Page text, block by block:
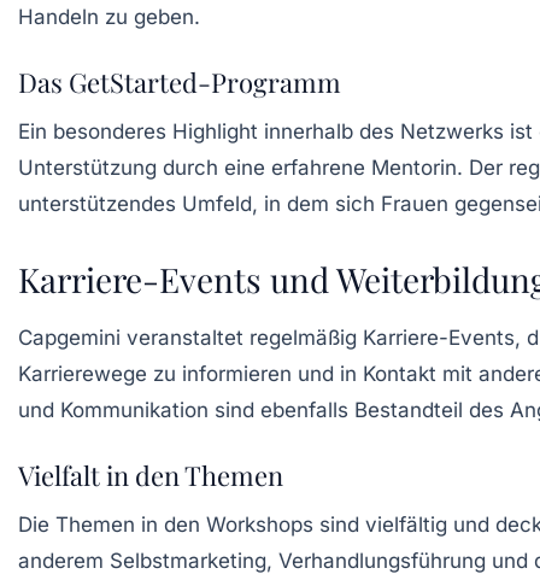
Handeln zu geben.
Das GetStarted-Programm
Ein besonderes Highlight innerhalb des Netzwerks
Unterstützung durch eine erfahrene Mentorin. Der
unterstützendes Umfeld, in dem sich Frauen
Karriere-Events und
Capgemini veranstaltet regelmäßig Karriere-Events,
Karrierewege zu informieren und in Kontakt mit
und Kommunikation sind ebenfalls Bestandteil des
Vielfalt in den Themen
Die Themen in den Workshops sind vielfältig und
anderem Selbstmarketing, Verhandlungsführung